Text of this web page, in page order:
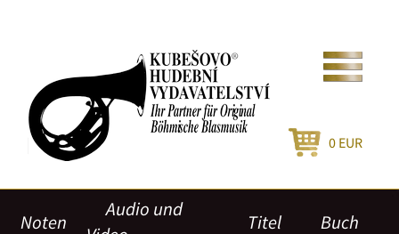
0 EUR
Noten
Audio und
Titel Buch